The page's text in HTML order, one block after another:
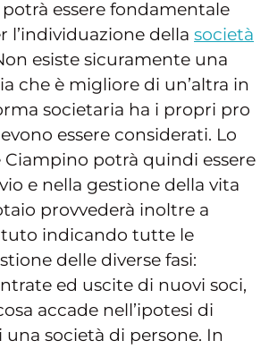
essere fondamentale
l’individuazione della società
esiste sicuramente una
che è migliore di un’altra in
societaria ha i propri pro
essere considerati. Lo
potrà quindi essere
e nella gestione della vita
provvederà inoltre a
indicando tutte le
delle diverse fasi:
ed uscite di nuovi soci,
accade nell’ipotesi di
una società di persone. In